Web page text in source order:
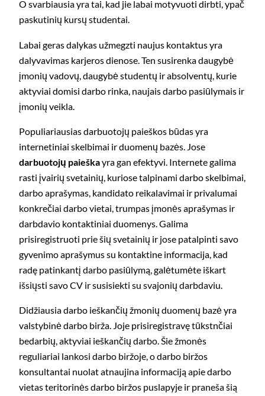
O svarbiausia yra tai, kad jie labai motyvuoti dirbti, ypač
paskutinių kursų studentai.
Labai geras dalykas užmegzti naujus kontaktus yra
dalyvavimas karjeros dienose. Ten susirenka daugybė
įmonių vadovų, daugybė studentų ir absolventų, kurie
aktyviai domisi darbo rinka, naujais darbo pasiūlymais ir
įmonių veikla.
Populiariausias darbuotojų paieškos būdas yra
internetiniai skelbimai ir duomenų bazės. Jose
darbuotojų paieškayra gan efektyvi. Internete galima
rasti įvairių svetainių, kuriose talpinami darbo skelbimai,
darbo aprašymas, kandidato reikalavimai ir privalumai
konkrečiai darbo vietai, trumpas įmonės aprašymas ir
darbdavio kontaktiniai duomenys. Galima
prisiregistruoti prie šių svetainių ir jose patalpinti savo
gyvenimo aprašymus su kontaktine informacija, kad
radę patinkantį darbo pasiūlymą, galėtumėte iškart
išsiųsti savo CV ir susisiekti su svajonių darbdaviu.
Didžiausia darbo ieškančių žmonių duomenų bazė yra
valstybinė darbo birža. Joje prisiregistravę tūkstnčiai
bedarbių, aktyviai ieškančių darbo. Šie žmonės
reguliariai lankosi darbo biržoje, o darbo biržos
konsultantai nuolat atnaujina informaciją apie darbo
vietas teritorinės darbo biržos puslapyje ir praneša šią